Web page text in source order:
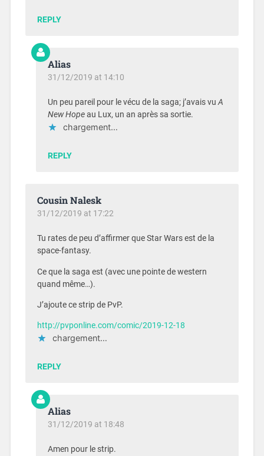
REPLY
Alias
31/12/2019 at 14:10
Un peu pareil pour le vécu de la saga; j’avais vuA
New Hopeau Lux, un an après sa sortie.
chargement…
REPLY
Cousin Nalesk
31/12/2019 at 17:22
Tu rates de peu d’affirmer que Star Wars est de la
space-fantasy.
Ce que la saga est (avec une pointe de western
quand même…).
J’ajoute ce strip de PvP.
http://pvponline.com/comic/2019-12-18
chargement…
REPLY
Alias
31/12/2019 at 18:48
Amen pour le strip.